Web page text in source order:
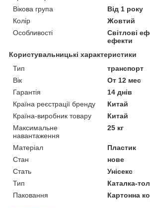
Вікова група
Від 1 року
Колір
Жовтий
Особливості
Світлові
ефекти
Користувальницькі характеристики
Тип
транспорт
Вік
От 12 мес
Гарантія
14 днів
Країна реєстрації бренду
Китай
Країна-виробник товару
Китай
Максимальне
навантаження
25 кг
Матеріал
Пластик
Стан
нове
Стать
Унісекс
Тип
Каталка-
Паковання
Картонна